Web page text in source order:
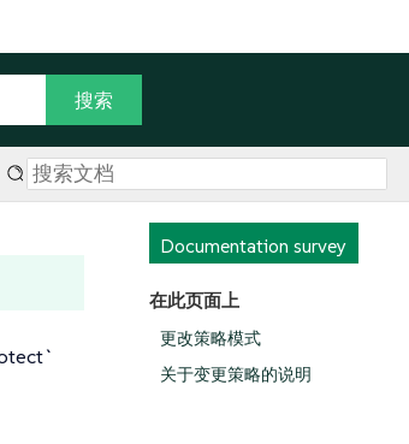
Documentation survey
在此页面上
更改策略模式
关于变更策略的说明